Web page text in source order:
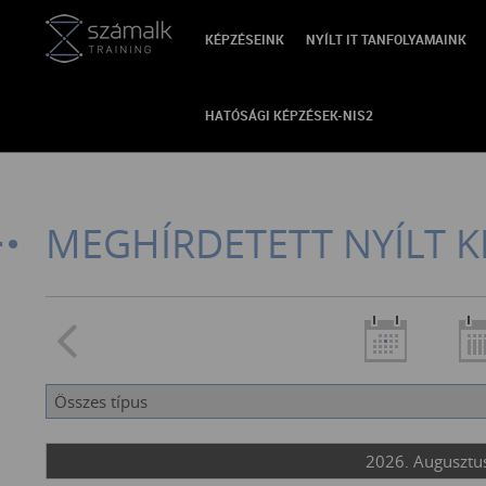
KÉPZÉSEINK NYÍLT IT TANFOLYAMAINK
HATÓSÁGI KÉPZÉSEK-NIS2
VISSZA
MEGHÍRDETETT NYÍLT
2026.